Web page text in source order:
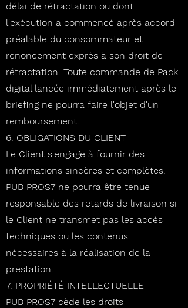
délai de rétractation ou dont
l'exécution a commencé après accord
préalable du consommateur et
renoncement exprès à son droit de
rétractation. Toute commande de Pack
digital lancée immédiatement après le
briefing ne pourra faire l'objet d'un
remboursement.
6. OBLIGATIONS DU CLIENT
Le Client s'engage à fournir des
informations sincères et complètes.
PUB PROS7 ne pourra être tenue
responsable des retards de livraison si
le Client ne transmet pas les accès
techniques ou les contenus
nécessaires à la réalisation de la
prestation.
7. PROPRIÉTÉ INTELLECTUELLE
PUB PROS7 cède les droits